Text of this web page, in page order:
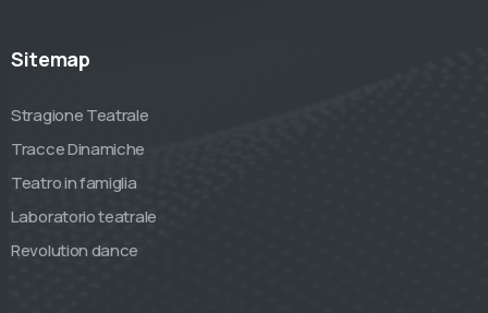
Sitemap
Stragione Teatrale
Tracce Dinamiche
Teatro in famiglia
Laboratorio teatrale
Revolution dance